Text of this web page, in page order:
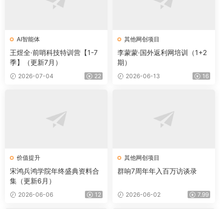
AI智能体
王煜全·前哨科技特训营【1-7
季】（更新7月）
2026-07-04 22
其他网创项目
李蒙蒙·国外返利网培训（1+2
期）
2026-06-13 16
价值提升
宋鸿兵鸿学院年终盛典资料合
集（更新6月）
2026-06-06 12
其他网创项目
群响7周年年入百万访谈录
2026-06-02 7.99